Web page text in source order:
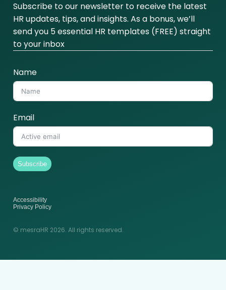
Subscribe to our newsletter to receive the latest
HR updates, tips, and insights. As a bonus, we’ll
send you 5 essential HR templates (FREE) straight
to your inbox
Name
Email
Subscribe
© mesraHR 2026. All rights reserved.
Accessibility
Privacy Policy